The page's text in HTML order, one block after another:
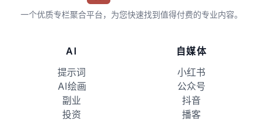
一个优质专栏聚合平台，为您快速找到值得付费的专业内容。
AI
提示词
AI绘画
副业
投资
自媒体
小红书
公众号
抖音
播客